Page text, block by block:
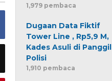
1,979 pembaca
Dugaan Data Fiktif
Tower Line , Rp5,9 M,
Kades Asuli di Panggil
Polisi
1,910 pembaca